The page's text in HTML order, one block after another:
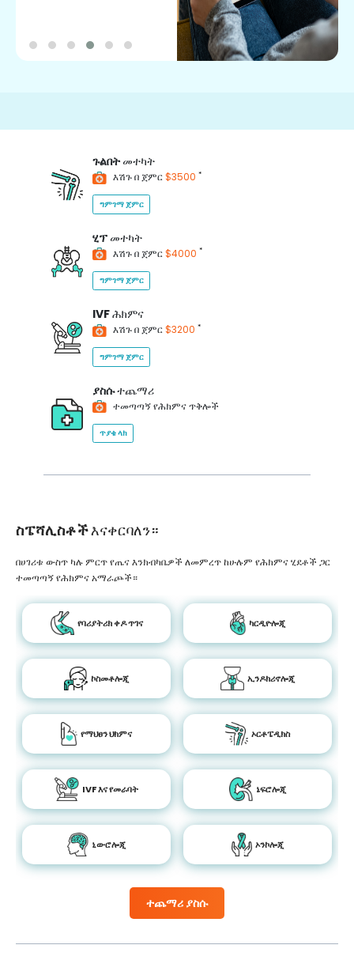
ጉልበትመተካት
እሽጉ በ ጀምር$3500 *
ግምገማ ጀምር
ሂፕመተካት
እሽጉ በ ጀምር$4000 *
ግምገማ ጀምር
IVFሕክምና
እሽጉ በ ጀምር$3200 *
ግምገማ ጀምር
ያስሱተጨማሪ
ተመጣጣኝ የሕክምና ጥቅሎች
ጥያቄ ላክ
ስፔሻሊስቶችእናቀርባለን።
ተጨማሪ ያስሱ
በሀገሪቱ ውስጥ ካሉ ምርጥ የጤና እንክብካቤዎች ለመምረጥ ከሁሉም የሕክምና ሂደቶች ጋር
ተመጣጣኝ የሕክምና አማራጮች።
የባሪያትሪክ ቀዶ ጥገና ካርዲዮሎጂ
ኮስመቶሎጂ ኢንዶክሪኖሎጂ
የማህፀን ህክምና ኦርቶፔዲክስ
IVF እና የመራባት ኔፍሮሎጂ
ኒውሮሎጂ ኦንኮሎጂ